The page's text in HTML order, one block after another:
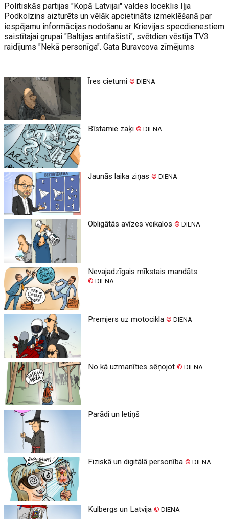
Politiskās partijas "Kopā Latvijai" valdes loceklis Iļja
Podkolzins aizturēts un vēlāk apcietināts izmeklēšanā par
iespējamu informācijas nodošanu ar Krievijas specdienestiem
saistītajai grupai "Baltijas antifašisti", svētdien vēstīja TV3
raidījums "Nekā personīga". Gata Buravcova zīmējums
Īres cietumi© DIENA
Bīstamie zaķi© DIENA
Jaunās laika ziņas© DIENA
Obligātās avīzes veikalos© DIENA
Nevajadzīgais mīkstais mandāts
© DIENA
Premjers uz motocikla© DIENA
No kā uzmanīties sēņojot© DIENA
Parādi un letiņš
Fiziskā un digitālā personība© DIENA
Kulbergs un Latvija© DIENA